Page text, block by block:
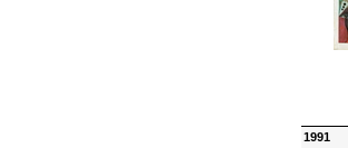
1991